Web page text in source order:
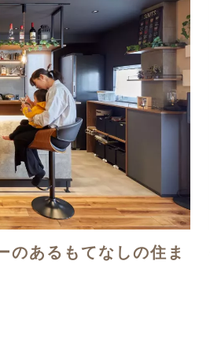
のあるもてなしの住ま